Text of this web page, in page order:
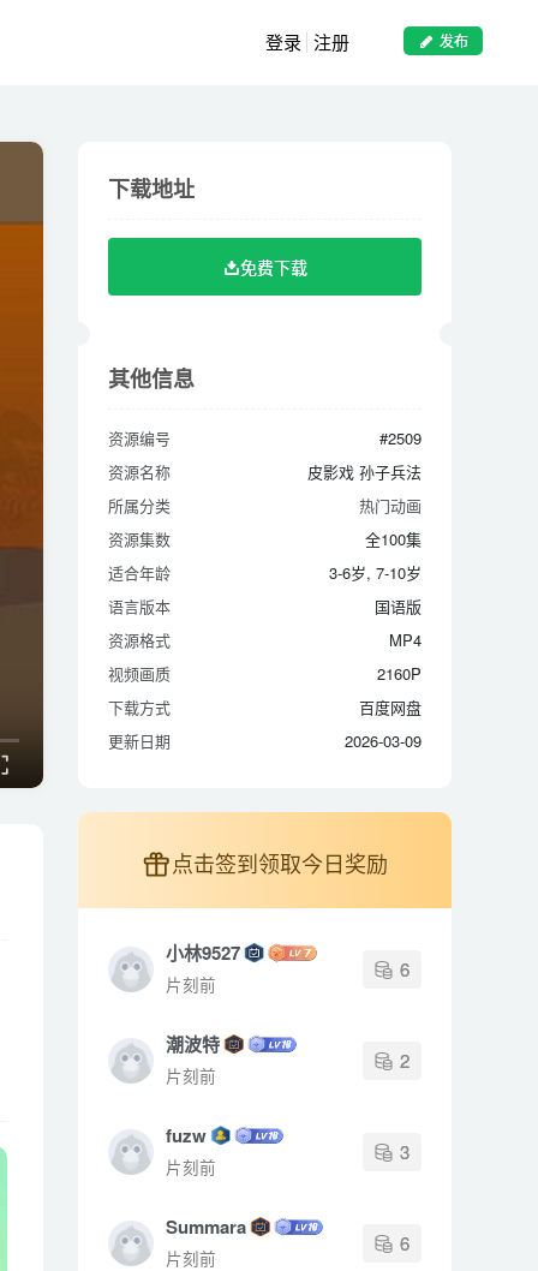
发布
登录 注册
免费下载
资源名称
皮影戏 孙子兵法
所属分类
热门动画
资源集数
全100集
适合年龄
3-6岁, 7-10岁
语言版本
国语版
资源格式
MP4
视频画质
2160P
下载方式
百度网盘
更新日期
2026-03-09
下载地址
免费下载
其他信息
资源编号
#2509
资源名称
皮影戏 孙子兵法
所属分类
热门动画
资源集数
全100集
适合年龄
3-6岁, 7-10岁
语言版本
国语版
资源格式
MP4
视频画质
2160P
下载方式
百度网盘
更新日期
2026-03-09
点击签到领取今日奖励
小林9527
片刻前
6
潮波特
片刻前
2
fuzw
片刻前
3
Summara
片刻前
6